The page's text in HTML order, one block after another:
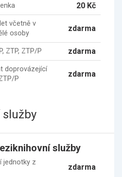
20 Kč
včetně v
osoby
zdarma
ZTP, ZTP/P zdarma
doprovázející
P
zdarma
služby
jednotky z
zdarma